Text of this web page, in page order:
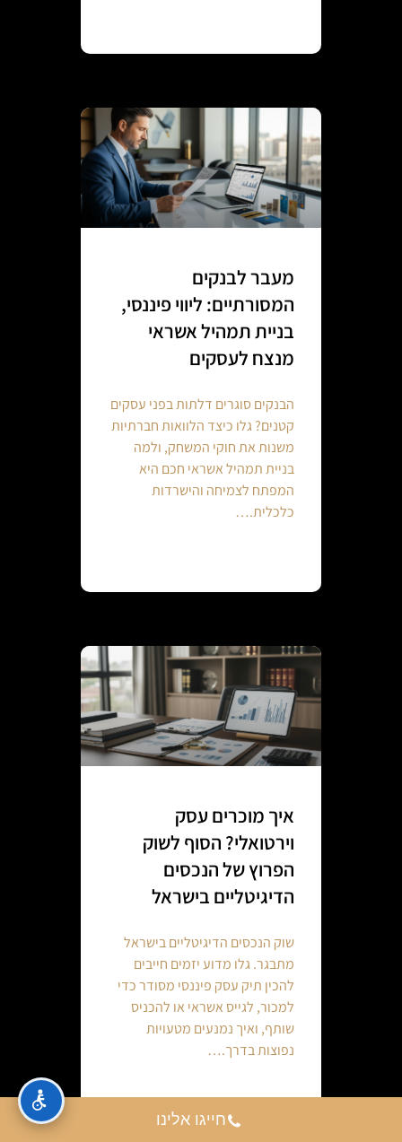
מעבר לבנקים
המסורתיים: ליווי פיננסי,
בניית תמהיל אשראי
מנצח לעסקים
הבנקים סוגרים דלתות בפני עסקים
קטנים? גלו כיצד הלוואות חברתיות
משנות את חוקי המשחק, ולמה
בניית תמהיל אשראי חכם היא
המפתח לצמיחה והישרדות
כלכלית.…
איך מוכרים עסק
וירטואלי? הסוף לשוק
הפרוץ של הנכסים
הדיגיטליים בישראל
שוק הנכסים הדיגיטליים בישראל
מתבגר. גלו מדוע יזמים חייבים
להכין תיק עסק פיננסי מסודר כדי
למכור, לגייס אשראי או להכניס
שותף, ואיך נמנעים מטעויות
נפוצות בדרך.…
Continue reading
חייגו אלינו